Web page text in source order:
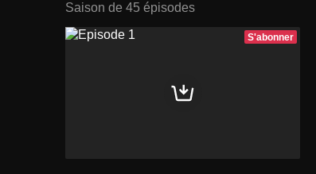
Saison de 45 épisodes
S'abonner